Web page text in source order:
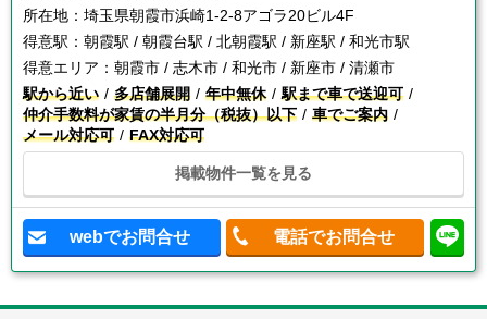
所在地： 埼玉県朝霞市浜崎1-2-8アゴラ20ビル4F
得意駅： 朝霞駅 / 朝霞台駅 / 北朝霞駅 / 新座駅 / 和光市駅
得意エリア： 朝霞市 / 志木市 / 和光市 / 新座市 / 清瀬市
駅から近い
多店舗展開 年中無休
駅まで車で送迎可
仲介手数料が家賃の半月分（税抜）以下
車でご案内
メール対応可
FAX対応可
掲載物件一覧を見る
webでお問合せ 電話でお問合せ